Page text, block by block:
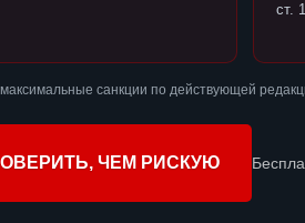
ст.
санкции по действующей
ЧЕМ РИСКУЮ